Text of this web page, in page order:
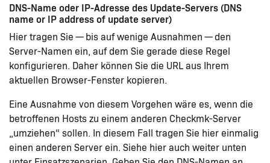
DNS-Name oder IP-Adresse des Update-Servers (DNS
name or IP address of update server)
Hier tragen Sie — bis auf wenige Ausnahmen — den
Server-Namen ein, auf dem Sie gerade diese Regel
konfigurieren. Daher können Sie die URL aus Ihrem
aktuellen Browser-Fenster kopieren.
Eine Ausnahme von diesem Vorgehen wäre es, wenn die
betroffenen Hosts zu einem anderen Checkmk-Server
„umziehen“ sollen. In diesem Fall tragen Sie hier einmalig
einen anderen Server ein. Siehe hier auch weiter unten